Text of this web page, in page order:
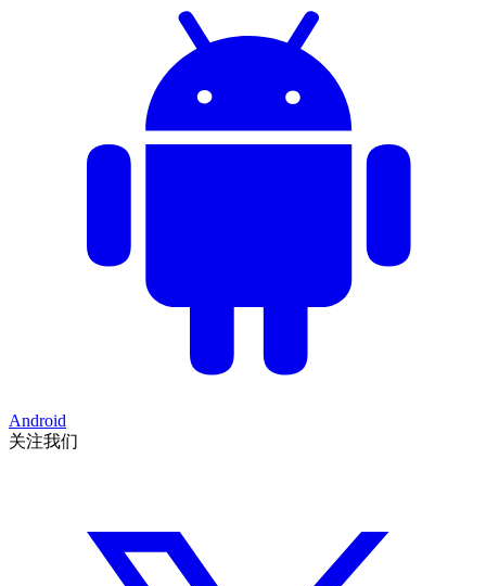
Android
关注我们